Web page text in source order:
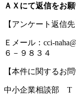
ＡＸにて返信をお願
【アンケート返信先
Ｅメール：cci-
６－９８３４
【本件に関するお問
中小企業相談部 T